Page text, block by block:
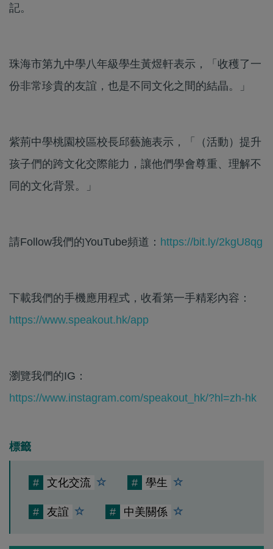
記。
珠海市第九中學八年級學生黃煜軒表示，「收穫了一
份非常珍貴的友誼，也是不同文化之間的結晶。」
紫荊中學桃園校區校長邱藝施表示，「（活動）提升
孩子們的跨文化交際能力，讓他們學會尊重、理解不
同的文化背景。」
請Follow我們的YouTube頻道： https://bit.ly/2kgU8qg
下載我們的手機應用程式，收看第一手精彩內容：
https://www.speakout.hk/app
瀏覽我們的IG：
https://www.instagram.com/speakout_hk/?hl=zh-hk
標籤
# 文化交流 # 學生
# 友誼 # 中美關係